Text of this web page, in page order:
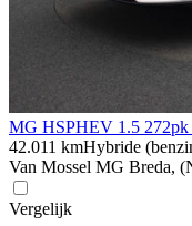
MG HSPHEV 1.5
42.011 kmHybride
Van Mossel MG Breda,
Vergelijk